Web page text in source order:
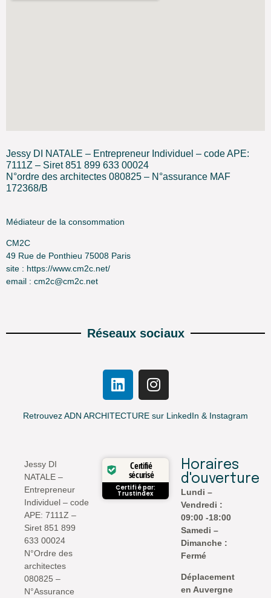
Jessy DI NATALE – Entrepreneur Individuel – code APE:
7111Z – Siret 851 899 633 00024
N°ordre des architectes 080825 – N°assurance MAF
172368/B
Médiateur de la consommation
CM2C
49 Rue de Ponthieu 75008 Paris
site : https://www.cm2c.net/
email : cm2c@cm2c.net
Réseaux sociaux
Retrouvez ADN ARCHITECTURE sur LinkedIn & Instagram
Jessy DI
NATALE –
Entrepreneur
Individuel – code
APE: 7111Z –
Siret 851 899
633 00024
N°Ordre des
architectes
080825 –
N°Assurance
Certifié
sécurisé
Certifié par:
Trustindex
Horaires
d'ouverture
Lundi –
Vendredi :
09:00 -18:00
Samedi –
Dimanche :
Fermé
Déplacement
en Auvergne